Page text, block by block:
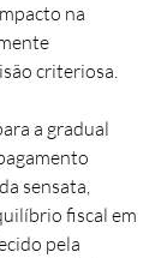
na
criteriosa.
a gradual
sensata,
fiscal em
pela